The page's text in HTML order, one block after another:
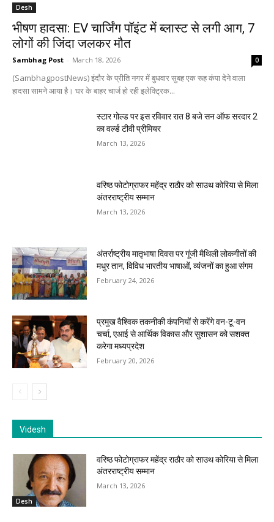
Desh
भीषण हादसा: EV चार्जिंग पॉइंट में ब्लास्ट से लगी आग, 7
लोगों की जिंदा जलकर मौत
Sambhag Post - March 18, 2026 0
(SambhagpostNews) इंदौर के प्रीति नगर में बुधवार सुबह एक रूह कंपा देने वाला
हादसा सामने आया है। घर के बाहर चार्ज हो रही इलेक्ट्रिक...
स्टार गोल्ड पर इस रविवार रात 8 बजे सन ऑफ सरदार 2
का वर्ल्ड टीवी प्रीमियर
March 13, 2026
वरिष्ठ फोटोग्राफर महेंद्र राठौर को साउथ कोरिया से मिला
अंतरराष्ट्रीय सम्मान
March 13, 2026
अंतर्राष्ट्रीय मातृभाषा दिवस पर गूंजी मैथिली लोकगीतों की
मधुर तान, विविध भारतीय भाषाओं, व्यंजनों का हुआ संगम
February 24, 2026
प्रमुख वैश्विक तकनीकी कंपनियों से करेंगे वन-टू-वन
चर्चा, एआई से आर्थिक विकास और सुशासन को सशक्त
करेगा मध्यप्रदेश
February 20, 2026
Videsh
Desh
वरिष्ठ फोटोग्राफर महेंद्र राठौर को साउथ कोरिया से मिला
अंतरराष्ट्रीय सम्मान
March 13, 2026